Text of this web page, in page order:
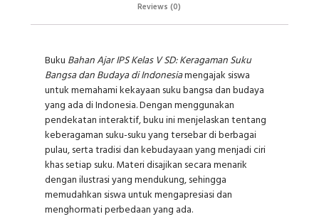
Reviews (0)
Buku Bahan Ajar IPS Kelas V SD: Keragaman Suku
Bangsa dan Budaya di Indonesiamengajak siswa
untuk memahami kekayaan suku bangsa dan budaya
yang ada di Indonesia. Dengan menggunakan
pendekatan interaktif, buku ini menjelaskan tentang
keberagaman suku-suku yang tersebar di berbagai
pulau, serta tradisi dan kebudayaan yang menjadi ciri
khas setiap suku. Materi disajikan secara menarik
dengan ilustrasi yang mendukung, sehingga
memudahkan siswa untuk mengapresiasi dan
menghormati perbedaan yang ada.